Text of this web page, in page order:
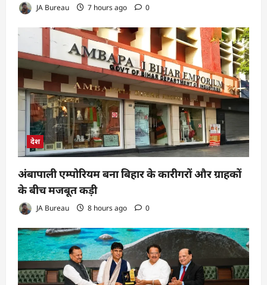
JA Bureau 7 hours ago 0
देश
अंबापाली एम्पोरियम बना बिहार के कारीगरों और ग्राहकों
के बीच मजबूत कड़ी
JA Bureau 8 hours ago 0